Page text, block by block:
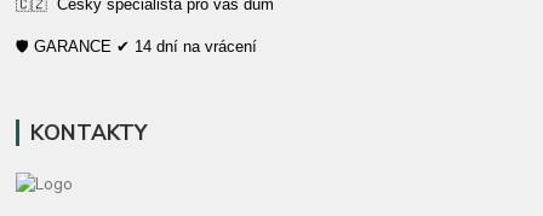
🇨🇿 Český specialista pro váš dům
🛡️ GARANCE ✔ 14 dní na vrácení
KONTAKTY